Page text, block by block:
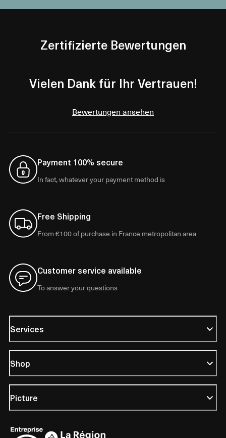
Zertifizierte Bewertungen
Vielen Dank für Ihr Vertrauen!
Bewertungen ansehen
Payment 100% secure
In fact, whatever your payment method is
Free Shipping
From €100 of purchase in France metropolitan area
Customer service available
To answer your questions
Services
Shop
Picture